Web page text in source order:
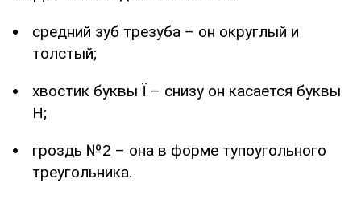
средний зуб трезуба – он округлый и
толстый;
хвостик буквы Ї – снизу он касается буквы
Н;
гроздь №2 – она в форме тупоугольного
треугольника.